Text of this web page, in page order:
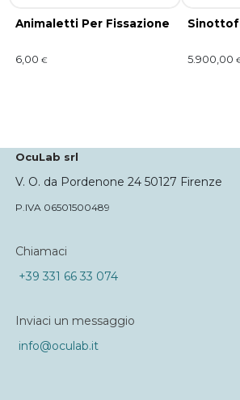
Animaletti Per Fissazione
6,00 € 5.900,00
OcuLab srl
V. O. da Pordenone 24 50127 Firenze
P.IVA 06501500489
Chiamaci
+39 331 66 33 074
Inviaci un messaggio
info@oculab.it